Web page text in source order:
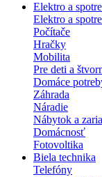
Elektro a
Elektro a
Počítače
Hračky
Mobilita
Pre deti a
Domáce
Záhrada
Náradie
Nábytok a
Domácnosť
Fotovoltika
Biela technika
Telefóny